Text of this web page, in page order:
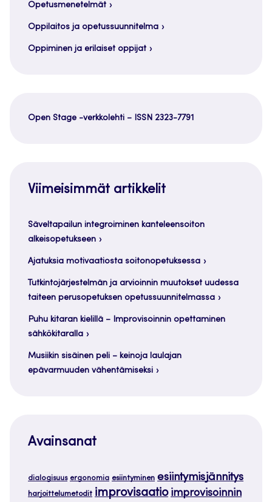
Opetusmenetelmät
Oppilaitos ja opetussuunnitelma
Oppiminen ja erilaiset oppijat
Open Stage -verkkolehti – ISSN 2323-7791
Viimeisimmät artikkelit
Säveltapailun integroiminen kanteleensoiton
alkeisopetukseen
Ajatuksia motivaatiosta soitonopetuksessa
Tutkintojärjestelmän ja arvioinnin muutokset uudessa
taiteen perusopetuksen opetussuunnitelmassa
Puhu kitaran kielillä – Improvisoinnin opettaminen
sähkökitaralla
Musiikin sisäinen peli – keinoja laulajan
epävarmuuden vähentämiseksi
Avainsanat
dialogisuus ergonomia esiintyminen esiintymisjännitys
harjoittelumetodit improvisaatio improvisoinnin